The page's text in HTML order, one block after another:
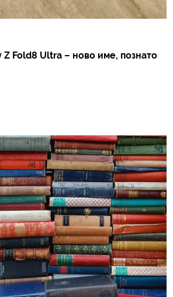
Z Fold8 Ultra – ново име, познато